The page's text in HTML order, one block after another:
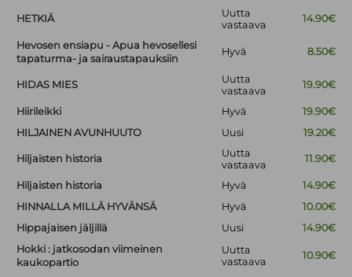
HETKIÄ
Uutta
vastaava
14.90€
Hevosen ensiapu - Apua hevosellesi
tapaturma- ja sairaustapauksiin
Hyvä 8.50€
HIDAS MIES
Uutta
vastaava
19.90€
Hiirileikki Hyvä
19.90€
HILJAINEN AVUNHUUTO
Uusi 19.20€
Hiljaisten historia
Uutta
vastaava
11.90€
Hiljaisten historia Hyvä
14.90€
HINNALLA MILLÄ HYVÄNSÄ
Hyvä
10.00€
Hippajaisen jäljillä
Uusi
14.90€
Hokki : jatkosodan viimeinen
kaukopartio
Uutta
vastaava
10.90€